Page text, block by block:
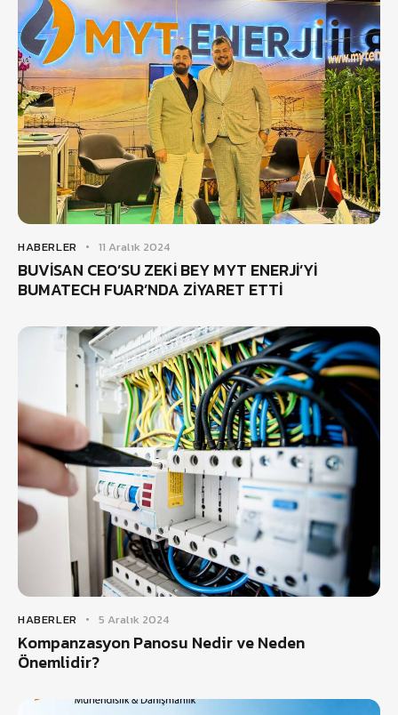
HABERLER 11 Aralık 2024
BUVİSAN CEO’SU ZEKİ BEY MYT ENERJİ’Yİ
BUMATECH FUAR’NDA ZİYARET ETTİ
HABERLER 5 Aralık 2024
Kompanzasyon Panosu Nedir ve Neden
Önemlidir?